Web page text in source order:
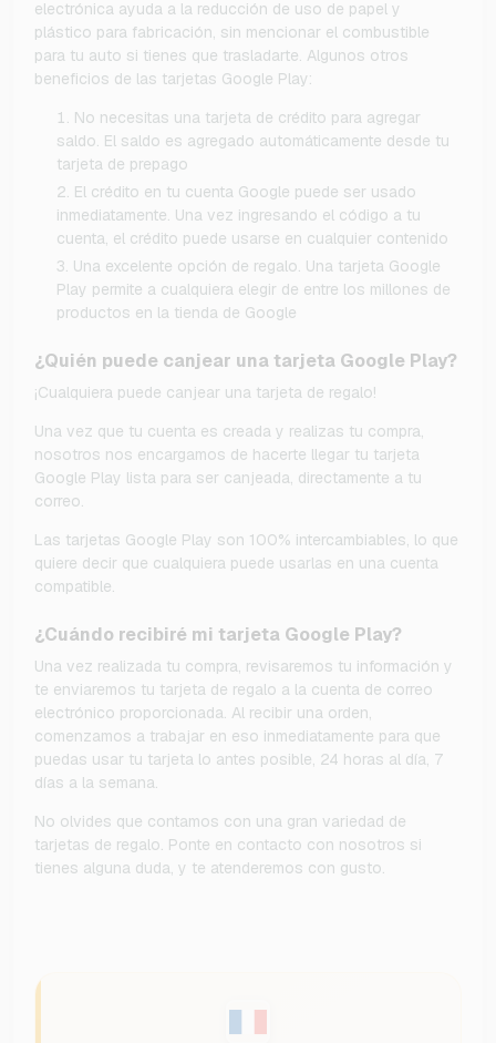
electrónica ayuda a la reducción de uso de papel y
plástico para fabricación, sin mencionar el combustible
para tu auto si tienes que trasladarte. Algunos otros
beneficios de las tarjetas Google Play:
No necesitas una tarjeta de crédito para agregar
saldo. El saldo es agregado automáticamente desde tu
tarjeta de prepago
El crédito en tu cuenta Google puede ser usado
inmediatamente. Una vez ingresando el código a tu
cuenta, el crédito puede usarse en cualquier contenido
Una excelente opción de regalo. Una tarjeta Google
Play permite a cualquiera elegir de entre los millones de
productos en la tienda de Google
¿Quién puede canjear una tarjeta Google Play?
¡Cualquiera puede canjear una tarjeta de regalo!
Una vez que tu cuenta es creada y realizas tu compra,
nosotros nos encargamos de hacerte llegar tu tarjeta
Google Play lista para ser canjeada, directamente a tu
correo.
Las tarjetas Google Play son 100% intercambiables, lo que
quiere decir que cualquiera puede usarlas en una cuenta
compatible.
¿Cuándo recibiré mi tarjeta Google Play?
Una vez realizada tu compra, revisaremos tu información y
te enviaremos tu tarjeta de regalo a la cuenta de correo
electrónico proporcionada. Al recibir una orden,
comenzamos a trabajar en eso inmediatamente para que
puedas usar tu tarjeta lo antes posible, 24 horas al día, 7
días a la semana.
No olvides que contamos con una gran variedad de
tarjetas de regalo. Ponte en contacto con nosotros si
tienes alguna duda, y te atenderemos con gusto.